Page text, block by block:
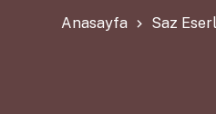
Anasayfa Saz